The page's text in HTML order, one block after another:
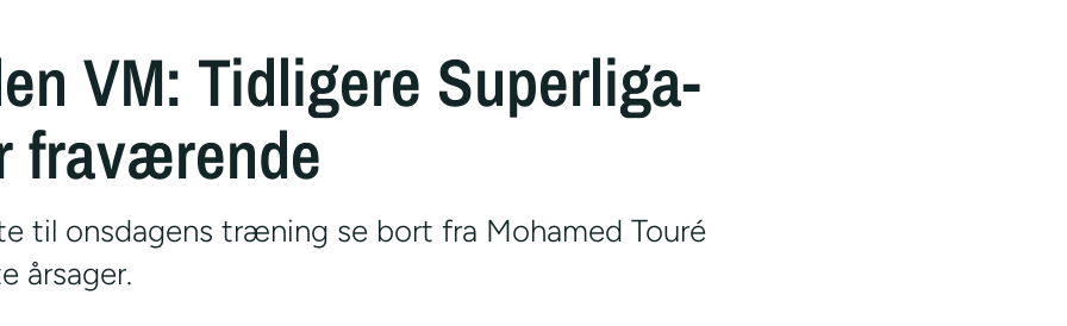
VM: Tidligere Superliga-
fraværende
til onsdagens træning se bort fra Mohamed Touré
årsager.